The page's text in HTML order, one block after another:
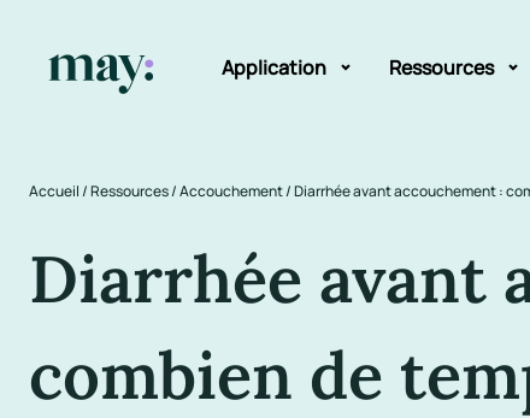
Application
Mission
Ressources
Guide des
Newsletters
Accueil/Ressources/Accouchement/Diarrhée avant accouchement :
Diarrhée avant
combien de